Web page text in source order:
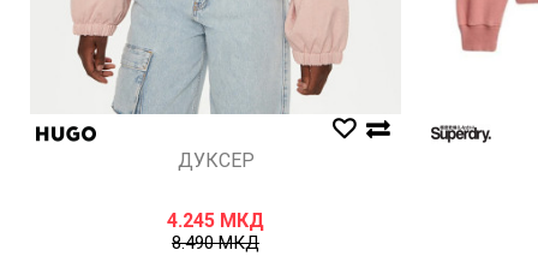
ДУКСЕР
4.245 МКД
8.490МКД